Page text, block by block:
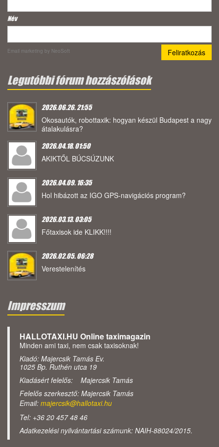
Név
Email marketing by NeoSoft
Legutóbbi fórum hozzászólások
2026.06.26. 21:55
Okosautók, robottaxik: hogyan készül Budapest a nagy
átalakulásra?
2026.04.18. 01:50
AKIKTŐL BÚCSÚZUNK
2026.04.09. 16:35
Hol hibázott az IGO GPS-navigációs program?
2026.03.13. 03:05
Főtaxisok ide KLIKK!!!!
2026.02.05. 06:28
Verestelenítés
Impresszum
HALLOTAXI.HU Online taximagazin
Minden ami taxi, nem csak taxisoknak!
Kiadó: Majercsik Tamás Ev.
1025 Bp. Ruthén utca 19
Kiadásért felelős: Majercsik Tamás
Felelős szerkesztő: Majercsik Tamás
Email: majercsik@hallotaxi.hu
Tel: +36 20 457 48 46
Adatkezelési nyilvántartási számunk: NAIH-88024/2015.